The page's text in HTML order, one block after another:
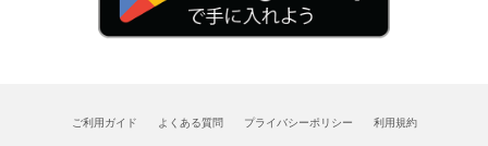
ご利用ガイド よくある質問 プライバシーポリシー 利用規約